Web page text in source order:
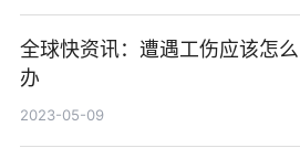
全球快资讯：遭遇工伤应该怎么
办
2023-05-09